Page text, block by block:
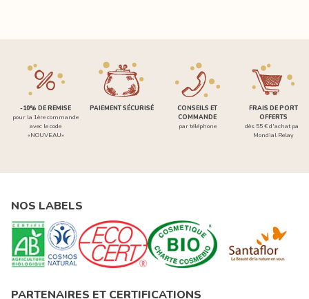
-10% DE REMISE
pour la 1ère commande
avec le code
«NOUVEAU»
PAIEMENT SÉCURISÉ
CONSEILS ET
COMMANDE
par téléphone
FRAIS DE PORT
OFFERTS
dès 55 € d'achat par
Mondial Relay
NOS LABELS
PARTENAIRES ET CERTIFICATIONS